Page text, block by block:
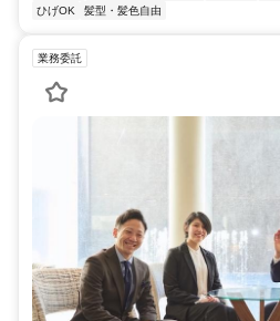
ひげOK
髪型・髪色自由
業務委託